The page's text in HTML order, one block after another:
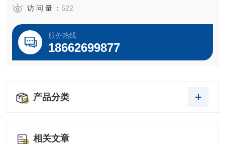
访 问 量 ： 522
服务热线
18662699877
产品分类
相关文章